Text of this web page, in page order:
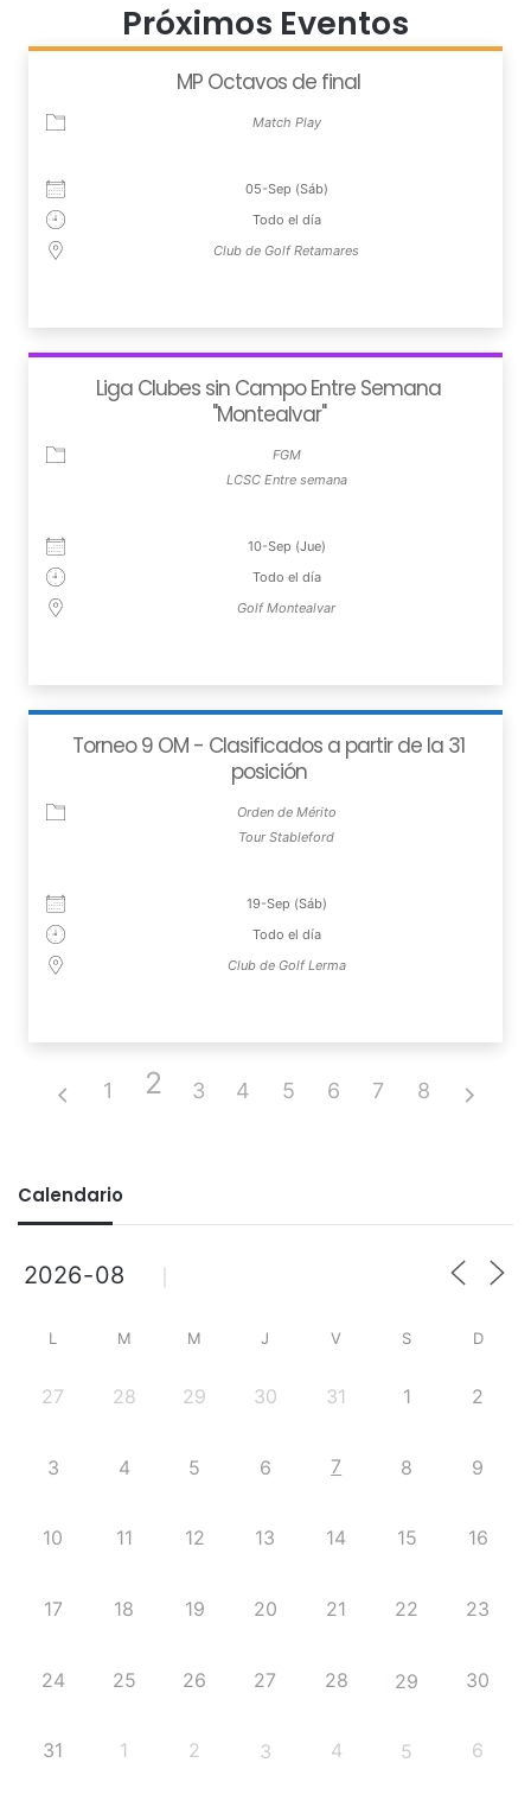
Próximos Eventos
MP Octavos de final
Match Play
05-Sep (Sáb)
Todo el día
Club de Golf Retamares
Liga Clubes sin Campo Entre Semana
"Montealvar"
FGM
LCSC Entre semana
10-Sep (Jue)
Todo el día
Golf Montealvar
Torneo 9 OM - Clasificados a partir de la 31
posición
Orden de Mérito
Tour Stableford
19-Sep (Sáb)
Todo el día
Club de Golf Lerma
1 2 3 4 5 6 7 8
Calendario
L M M J V S D
27 28 29 30 31 1 2
3 4 5 6 7 8 9
10 11 12 13 14 15 16
17 18 19 20 21 22 23
24 25 26 27 28 29 30
31 1 2 3 4 5 6